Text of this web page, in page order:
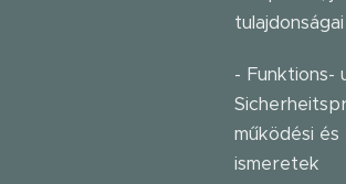
tulajdonságai
- Funktions-
működési
ismeretek